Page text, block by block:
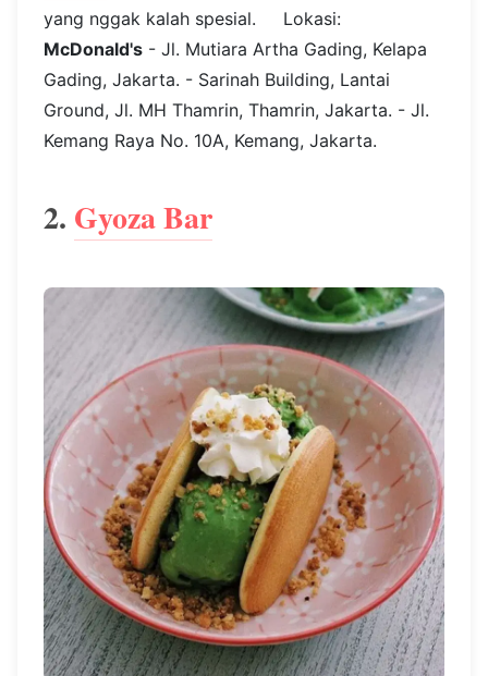
yang nggak kalah spesial. Lokasi:
McDonald's - Jl. Mutiara Artha Gading, Kelapa
Gading, Jakarta. - Sarinah Building, Lantai
Ground, Jl. MH Thamrin, Thamrin, Jakarta. - Jl.
Kemang Raya No. 10A, Kemang, Jakarta.
2. Gyoza Bar